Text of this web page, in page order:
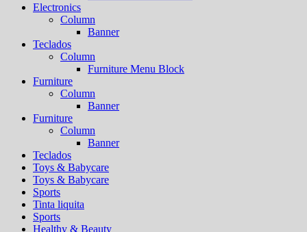
Electronics
Column
Banner
Teclados
Column
Furniture Menu Block
Furniture
Column
Banner
Furniture
Column
Banner
Teclados
Toys & Babycare
Toys & Babycare
Sports
Tinta liquita
Sports
Healthy & Beauty